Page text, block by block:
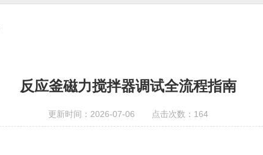
反应釜磁力搅拌器调试全流程指南
更新时间：2026-07-06 点击次数：164